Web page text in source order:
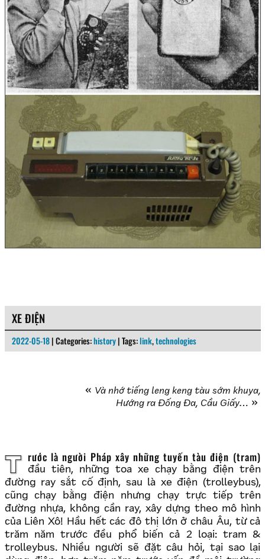
XE ĐIỆN
2022-05-18 | Categories:history | Tags:link,technologies
Và nhớ tiếng leng keng tàu sớm khuya,
Hướng ra Đống Đa, Cầu Giấy…
Trước là người Pháp xây những tuyến tàu điện (tram)
đầu tiên, những toa xe chạy bằng điện trên
đường ray sắt cố định, sau là xe điện (trolleybus),
cũng chạy bằng điện nhưng chạy trực tiếp trên
đường nhựa, không cần ray, xây dựng theo mô hình
của Liên Xô! Hầu hết các đô thị lớn ở châu Âu, từ cả
trăm năm trước đều phổ biến cả 2 loại: tram &
trolleybus. Nhiều người sẽ đặt câu hỏi, tại sao lại